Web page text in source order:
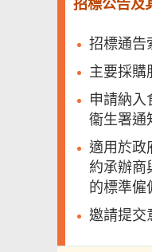
公共設施
招標公告及
招標通告
主要採購
申請納入
衞生署通
適用於政
約承辦商
的標準僱
邀請提交